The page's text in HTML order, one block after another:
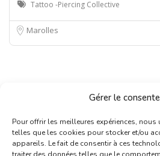
Gérer le
Pour offrir les meilleures expériences,
telles que les cookies pour stocker et/ou
appareils. Le fait de consentir à ces
Tattoo -Piercing Collective
Marolles